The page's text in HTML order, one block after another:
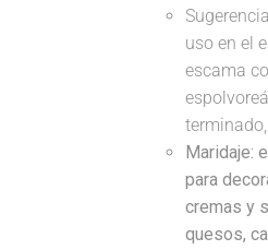
uso en el
escama
Maridaje:
para
cremas y
quesos,